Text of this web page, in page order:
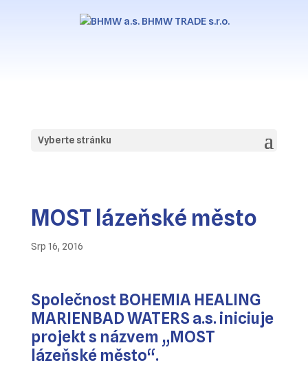
Vyberte stránku
MOST lázeňské město
Srp 16, 2016
Společnost BOHEMIA HEALING
MARIENBAD WATERS a.s. iniciuje
projekt s názvem „MOST
lázeňské město“.